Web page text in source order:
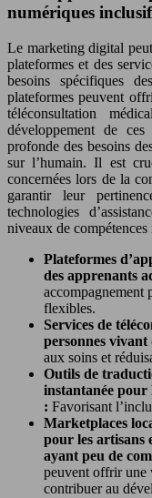
numériques
Le marketing digital
plateformes et des
besoins spécifiques
plateformes peuvent
téléconsultation
développement de
profonde des besoins
sur l’humain. Il est
concernées lors de la
garantir leur
technologies
niveaux de compétences
Plateformes
des apprenants
accompagnement
flexibles.
Services de
personnes vivant
aux soins et
Outils de
instantanée pour
: Favorisant
Marketplaces
pour les artisans
ayant peu de
peuvent offrir une
contribuer au